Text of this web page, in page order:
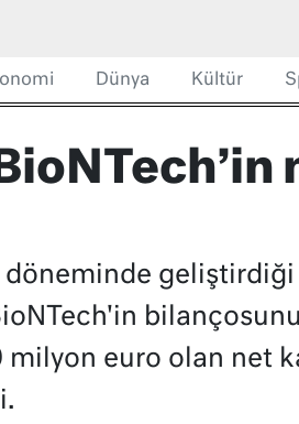
Dünya Kültür
geliştirdiği
milyon euro olan net